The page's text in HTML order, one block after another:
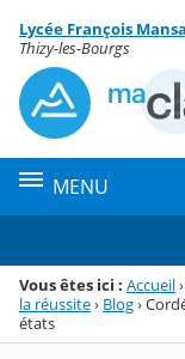
Menu de la
Contenu
Lycée François
Thizy-les-Bourgs
MENU
Vous êtes ici : Accueil›
la réussite› Blog›
états